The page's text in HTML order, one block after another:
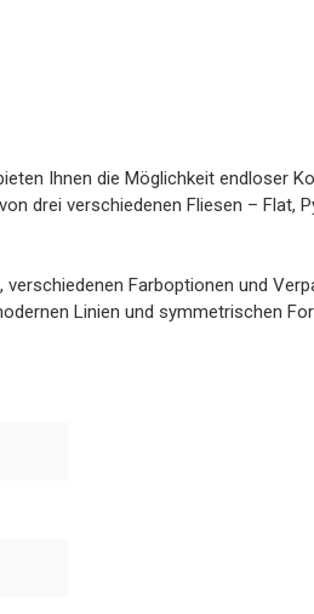
Ihnen die Möglichkeit endloser
drei verschiedenen Fliesen –
Farboptionen und
Linien und symmetrischen